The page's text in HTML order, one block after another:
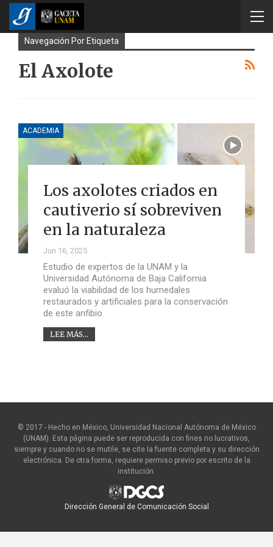
Navegación Por Etiqueta
El Axolote
ACADEMIA
Los axolotes criados en
cautiverio sí sobreviven
en la naturaleza
Jun 16, 2025
Estudio de expertos de la UNAM y la
Universidad Autónoma de Baja California
evaluó la viabilidad de los humedales
restaurados y artificiales para la conservación
de este anfibio
LEE MÁS...
© 2017 - Hecho en México, Universidad Nacional Autónoma de México
(UNAM). Esta página puede ser reproducida con fines no lucrativos,
siempre y cuando no se mutile, se cite la fuente completa y su dirección
electrónica. De otra forma, requiere permiso previo por escrito de la
institución.
Dirección General de Comunicación Social